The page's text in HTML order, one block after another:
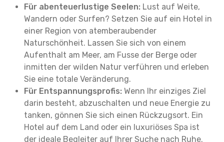
Für abenteuerlustige Seelen: Lust auf Weite,
Wandern oder Surfen? Setzen Sie auf ein Hotel in
einer Region von atemberaubender
Naturschönheit. Lassen Sie sich von einem
Aufenthalt am Meer, am Fusse der Berge oder
inmitten der wilden Natur verführen und erleben
Sie eine totale Veränderung.
Für Entspannungsprofis: Wenn Ihr einziges Ziel
darin besteht, abzuschalten und neue Energie zu
tanken, gönnen Sie sich einen Rückzugsort. Ein
Hotel auf dem Land oder ein luxuriöses Spa ist
der ideale Begleiter auf Ihrer Suche nach Ruhe.